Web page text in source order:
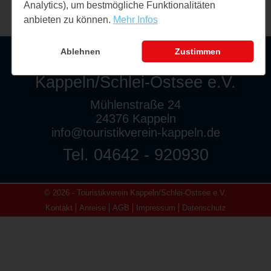
Touristikverein
Kappeln/Schlei-Ostsee e.V.
Mühlenstraße 24
24376 Kappeln
info@touristikverein-kappeln.de
Tel. 04642 - 920930
© 2026 - Touristikverein Kappeln/Schlei-Ostsee e.V.
Kontakt
Anreise AGB Impressum Datenschutz
Analytics), um bestmögliche Funktionalitäten
anbieten zu können. Mehr Infos
Ablehnen Zustimmen